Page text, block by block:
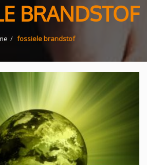
BRANDSTOF
fossiele brandstof